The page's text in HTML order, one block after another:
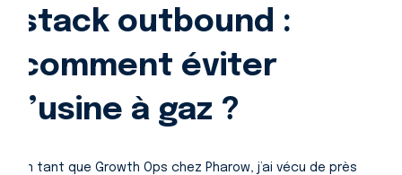
stack outbound :
comment éviter
l’usine à gaz ?
En tant que Growth Ops chez Pharow, j’ai vécu de près